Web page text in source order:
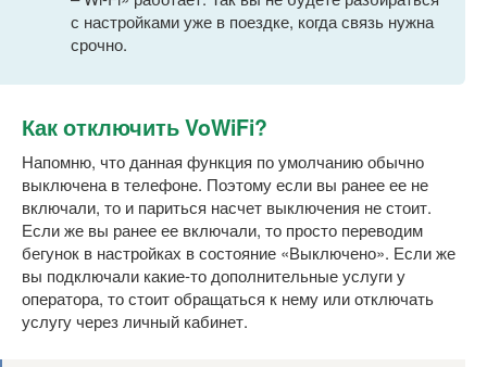
с настройками уже в поездке, когда связь нужна
срочно.
Как отключить VoWiFi?
Напомню, что данная функция по умолчанию обычно
выключена в телефоне. Поэтому если вы ранее ее не
включали, то и париться насчет выключения не стоит.
Если же вы ранее ее включали, то просто переводим
бегунок в настройках в состояние «Выключено». Если же
вы подключали какие-то дополнительные услуги у
оператора, то стоит обращаться к нему или отключать
услугу через личный кабинет.